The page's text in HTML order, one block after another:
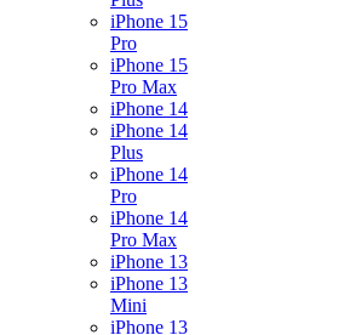
iPhone 15
Pro
iPhone 15
Pro Max
iPhone 14
iPhone 14
Plus
iPhone 14
Pro
iPhone 14
Pro Max
iPhone 13
iPhone 13
Mini
iPhone 13